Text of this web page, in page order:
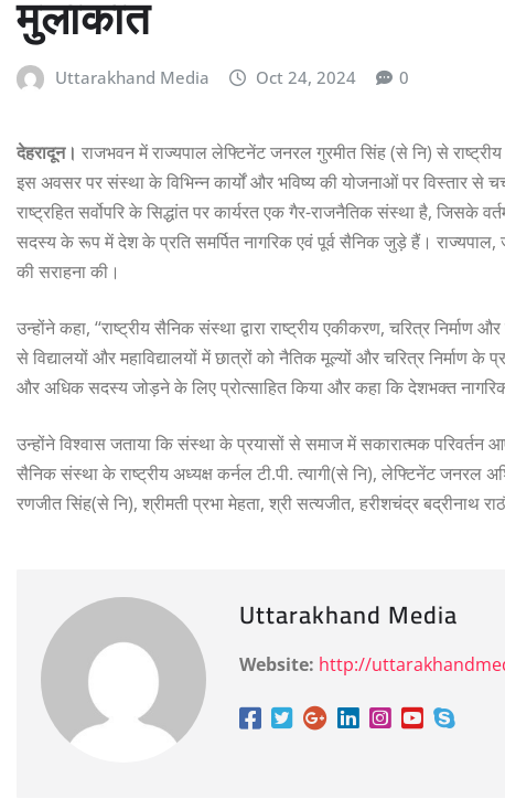
मुलाकात
Uttarakhand Media Oct 24, 2024 0
देहरादून। राजभवन में राज्यपाल लेफ्टिनेंट जनरल गुरमीत सिंह (से नि) से
इस अवसर पर संस्था के विभिन्न कार्यों और भविष्य की योजनाओं पर विस्तार से
राष्ट्रहित सर्वोपरि के सिद्धांत पर कार्यरत एक गैर-राजनैतिक संस्था है,
सदस्य के रूप में देश के प्रति समर्पित नागरिक एवं पूर्व सैनिक जुड़े हैं।
की सराहना की।
उन्होंने कहा, ‘‘राष्ट्रीय सैनिक संस्था द्वारा राष्ट्रीय एकीकरण, चरित्र
से विद्यालयों और महाविद्यालयों में छात्रों को नैतिक मूल्यों और चरित्र
और अधिक सदस्य जोड़ने के लिए प्रोत्साहित किया और कहा कि देशभक्त
उन्होंने विश्वास जताया कि संस्था के प्रयासों से समाज में सकारात्मक परिवर्तन
सैनिक संस्था के राष्ट्रीय अध्यक्ष कर्नल टी.पी. त्यागी(से नि), लेफ्टिनेंट
रणजीत सिंह(से नि), श्रीमती प्रभा मेहता, श्री सत्यजीत, हरीशचंद्र बद्रीनाथ
Uttarakhand Media
Website: http://